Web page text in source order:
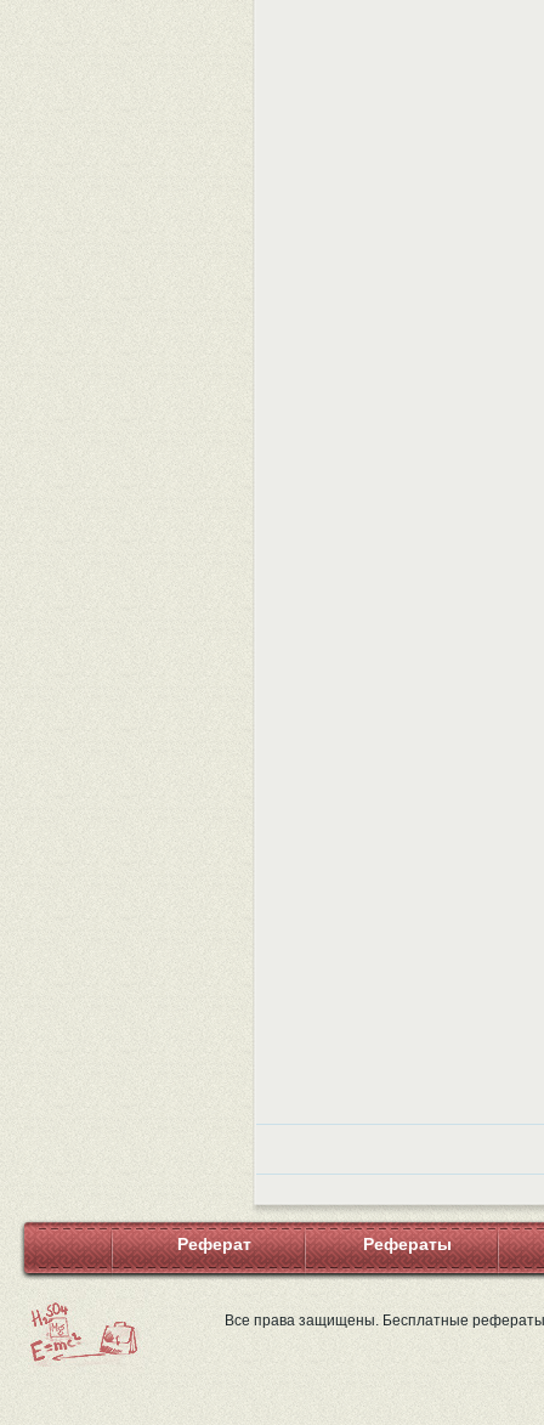
Реферат Рефераты
Все права защищены. Бесплатные